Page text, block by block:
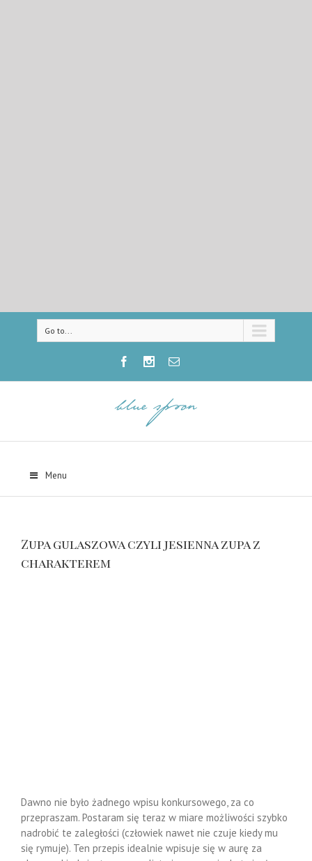
Go to...
Menu
Zupa gulaszowa czyli jesienna zupa z
charakterem
Dawno nie było żadnego wpisu konkursowego, za co
przepraszam. Postaram się teraz w miare możliwości szybko
nadrobić te zaległości (człowiek nawet nie czuje kiedy mu
się rymuje). Ten przepis idealnie wpisuje się w aurę za